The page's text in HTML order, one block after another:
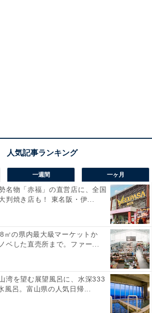
一週間 一ヶ月
名物「赤福」の直営店に、全国
判焼き店も！ 東名阪・伊...
㎡の県内最大級マーケットか
ベした直売所まで。ファー...
湾を望む展望風呂に、水深333
風呂。富山県の人気日帰...